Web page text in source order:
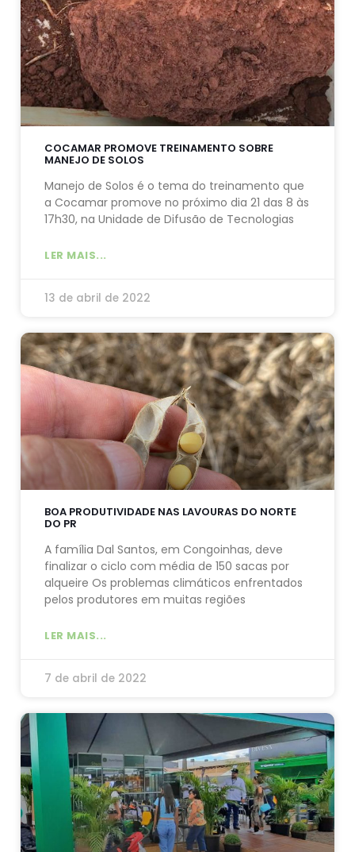
COCAMAR PROMOVE TREINAMENTO SOBRE
MANEJO DE SOLOS
Manejo de Solos é o tema do treinamento que
a Cocamar promove no próximo dia 21 das 8 às
17h30, na Unidade de Difusão de Tecnologias
LER MAIS...
13 de abril de 2022
BOA PRODUTIVIDADE NAS LAVOURAS DO NORTE
DO PR
A família Dal Santos, em Congoinhas, deve
finalizar o ciclo com média de 150 sacas por
alqueire Os problemas climáticos enfrentados
pelos produtores em muitas regiões
LER MAIS...
7 de abril de 2022